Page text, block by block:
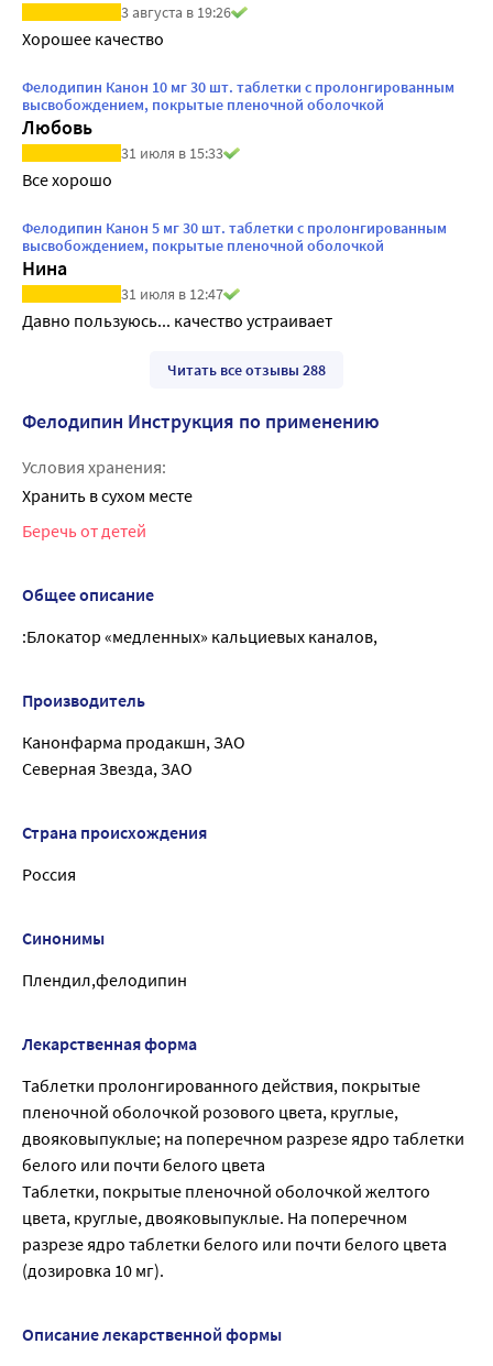
3 августа в 19:26
Хорошее качество
Фелодипин Канон 10 мг 30 шт. таблетки с пролонгированным
высвобождением, покрытые пленочной оболочкой
Любовь
31 июля в 15:33
Все хорошо
Фелодипин Канон 5 мг 30 шт. таблетки с пролонгированным
высвобождением, покрытые пленочной оболочкой
Нина
31 июля в 12:47
Давно пользуюсь... качество устраивает
Читать все отзывы 288
Фелодипин Инструкция по применению
Условия хранения:
Хранить в сухом месте
Беречь от детей
Общее описание
:Блокатор «медленных» кальциевых каналов,
Производитель
Канонфарма продакшн, ЗАО
Северная Звезда, ЗАО
Страна происхождения
Россия
Синонимы
Плендил,фелодипин
Лекарственная форма
Таблетки пролонгированного действия, покрытые
пленочной оболочкой розового цвета, круглые,
двояковыпуклые; на поперечном разрезе ядро таблетки
белого или почти белого цвета
Таблетки, покрытые пленочной оболочкой желтого
цвета, круглые, двояковыпуклые. На поперечном
разрезе ядро таблетки белого или почти белого цвета
(дозировка 10 мг).
Описание лекарственной формы